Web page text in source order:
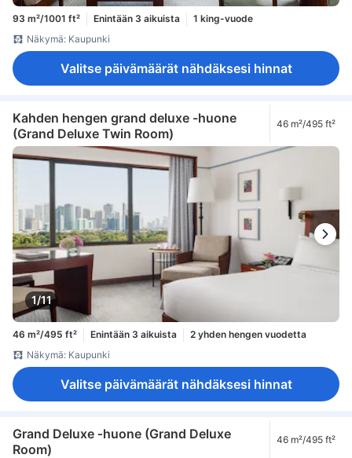
93 m²/1001 ft² Enintään 3 aikuista
1 king-vuode
Näkymä: Kaupunki
Valitse päivämäärät nähdäksesi hinnat
Kahden hengen grand deluxe -huone
(Grand Deluxe Twin Room)
46 m²/495 ft²
1/11
46 m²/495 ft² Enintään 3 aikuista
2 yhden hengen vuodetta
Näkymä: Kaupunki
Valitse päivämäärät nähdäksesi hinnat
Grand Deluxe ‑huone (Grand Deluxe
Room)
46 m²/495 ft²